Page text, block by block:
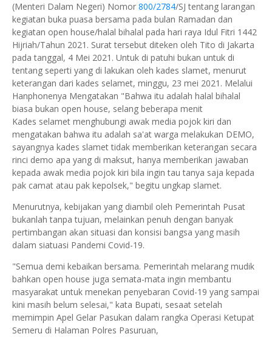
(Menteri Dalam Negeri) Nomor 800/2784/SJ tentang larangan
kegiatan buka puasa bersama pada bulan Ramadan dan
kegiatan open house/halal bihalal pada hari raya Idul Fitri 1442
Hijriah/Tahun 2021. Surat tersebut diteken oleh Tito di Jakarta
pada tanggal, 4 Mei 2021. Untuk di patuhi bukan untuk di
tentang seperti yang di lakukan oleh kades slamet, menurut
keterangan dari kades selamet, minggu, 23 mei 2021. Melalui
Hanphonenya Mengatakan "Bahwa itu adalah halal bihalal
biasa bukan open house, selang beberapa menit
Kades selamet menghubungi awak media pojok kiri dan
mengatakan bahwa itu adalah sa'at warga melakukan DEMO,
sayangnya kades slamet tidak memberikan keterangan secara
rinci demo apa yang di maksut, hanya memberikan jawaban
kepada awak media pojok kiri bila ingin tau tanya saja kepada
pak camat atau pak kepolsek," begitu ungkap slamet.
Menurutnya, kebijakan yang diambil oleh Pemerintah Pusat
bukanlah tanpa tujuan, melainkan penuh dengan banyak
pertimbangan akan situasi dan konsisi bangsa yang masih
dalam siatuasi Pandemi Covid-19.
"Semua demi kebaikan bersama. Pemerintah melarang mudik
bahkan open house juga semata-mata ingin membantu
masyarakat untuk menekan penyebaran Covid-19 yang sampai
kini masih belum selesai," kata Bupati, sesaat setelah
memimpin Apel Gelar Pasukan dalam rangka Operasi Ketupat
Semeru di Halaman Polres Pasuruan,